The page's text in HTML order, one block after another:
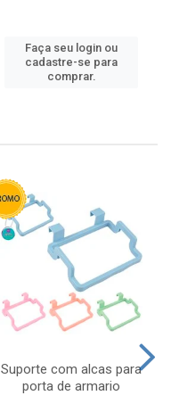
Faça seu login ou
cadastre-se para
comprar.
Suporte com alcas para
porta de armario